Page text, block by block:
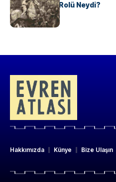
Valdensler’in Rolü Neydi?
Hakkımızda Künye Bize Ulaşın